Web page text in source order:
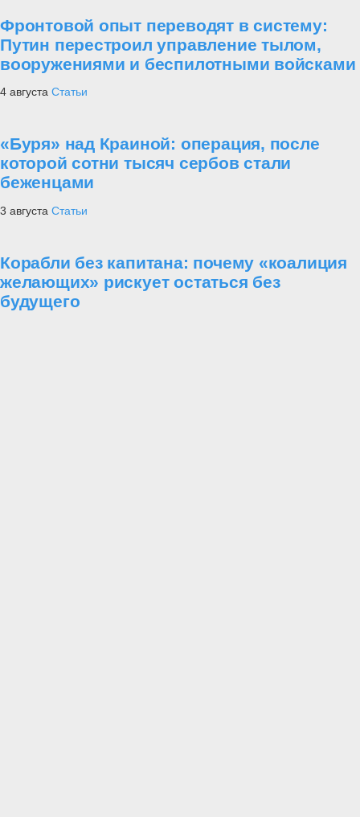
Фронтовой опыт переводят в систему:
Путин перестроил управление тылом,
вооружениями и беспилотными войсками
4 августа Статьи
«Буря» над Краиной: операция, после
которой сотни тысяч сербов стали
беженцами
3 августа Статьи
Корабли без капитана: почему «коалиция
желающих» рискует остаться без
будущего